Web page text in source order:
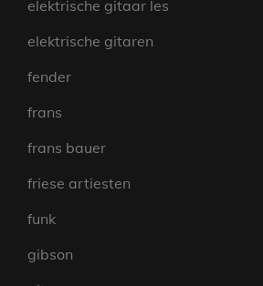
elektrische gitaar les
elektrische gitaren
fender
frans
frans bauer
friese artiesten
funk
gibson